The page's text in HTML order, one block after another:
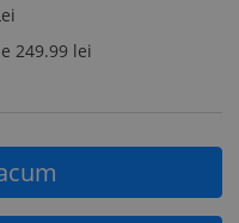
249.99 lei